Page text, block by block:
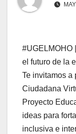
#UGELMOHO |
el futuro de la
Te invitamos a
Ciudadana
Proyecto
ideas para
inclusiva e